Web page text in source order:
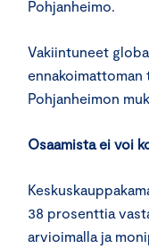
Pohjanheimo.
Vakiintuneet
Pohjanheimon
Osaamista ei voi
38 prosenttia
arvioimalla ja